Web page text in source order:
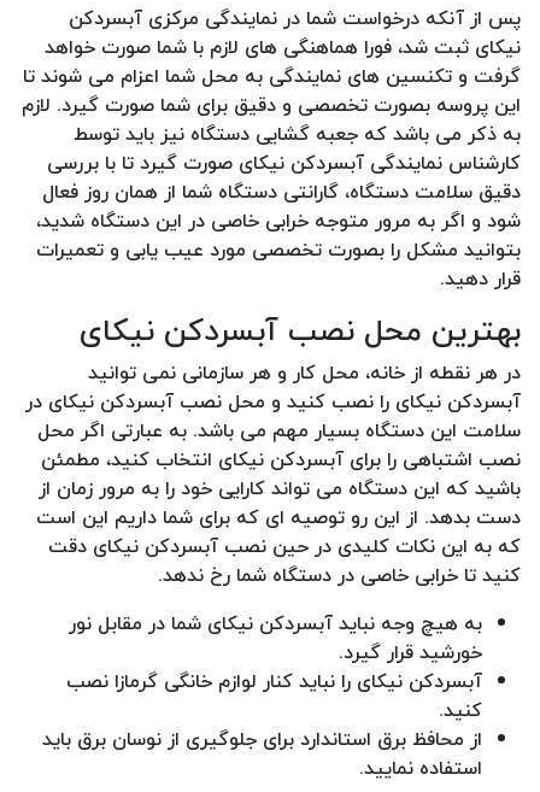
پس از آنکه درخواست شما در نمایندگی مرکزی آبسردکن
نیکای ثبت شد، فورا هماهنگی های لازم با شما صورت خواهد
گرفت و تکنسین های نمایندگی به محل شما اعزام می شوند تا
این پروسه بصورت تخصصی و دقیق برای شما صورت گیرد. لازم
به ذکر می باشد که جعبه گشایی دستگاه نیز باید توسط
کارشناس نمایندگی آبسردکن نیکای صورت گیرد تا با بررسی
دقیق سلامت دستگاه، گارانتی دستگاه شما از همان روز فعال
شود و اگر به مرور متوجه خرابی خاصی در این دستگاه شدید،
بتوانید مشکل را بصورت تخصصی مورد عیب یابی و تعمیرات
قرار دهید.
بهترین محل نصب آبسردکن نیکای
در هر نقطه از خانه، محل کار و هر سازمانی نمی توانید
آبسردکن نیکای را نصب کنید و محل نصب آبسردکن نیکای در
سلامت این دستگاه بسیار مهم می باشد. به عبارتی اگر محل
نصب اشتباهی را برای آبسردکن نیکای انتخاب کنید، مطمئن
باشید که این دستگاه می تواند کارایی خود را به مرور زمان از
دست بدهد. از این رو توصیه ای که برای شما داریم این است
که به این نکات کلیدی در حین نصب آبسردکن نیکای دقت
کنید تا خرابی خاصی در دستگاه شما رخ ندهد.
به هیچ وجه نباید آبسردکن نیکای شما در مقابل نور
خورشید قرار گیرد.
آبسردکن نیکای را نباید کنار لوازم خانگی گرمازا نصب
کنید.
از محافظ برق استاندارد برای جلوگیری از نوسان برق باید
استفاده نمایید.